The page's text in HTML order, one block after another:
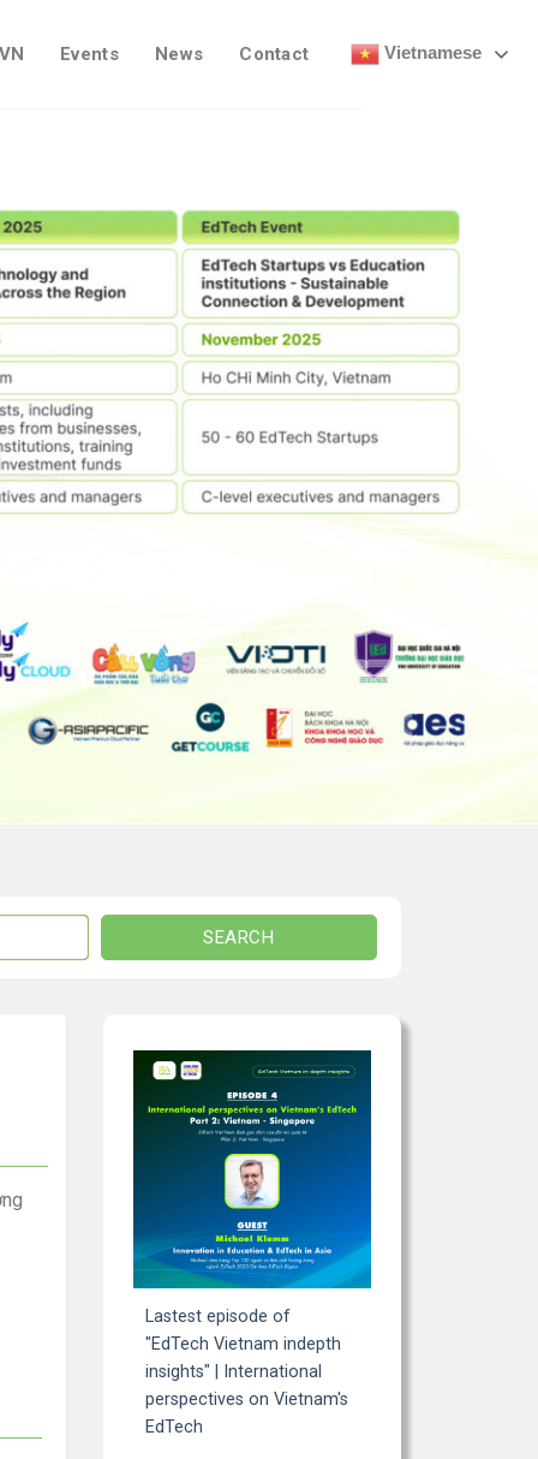
Events News Contact Vietnamese
SEARCH
Lastest episode of
"EdTech Vietnam indepth
insights" | International
perspectives on Vietnam's
EdTech